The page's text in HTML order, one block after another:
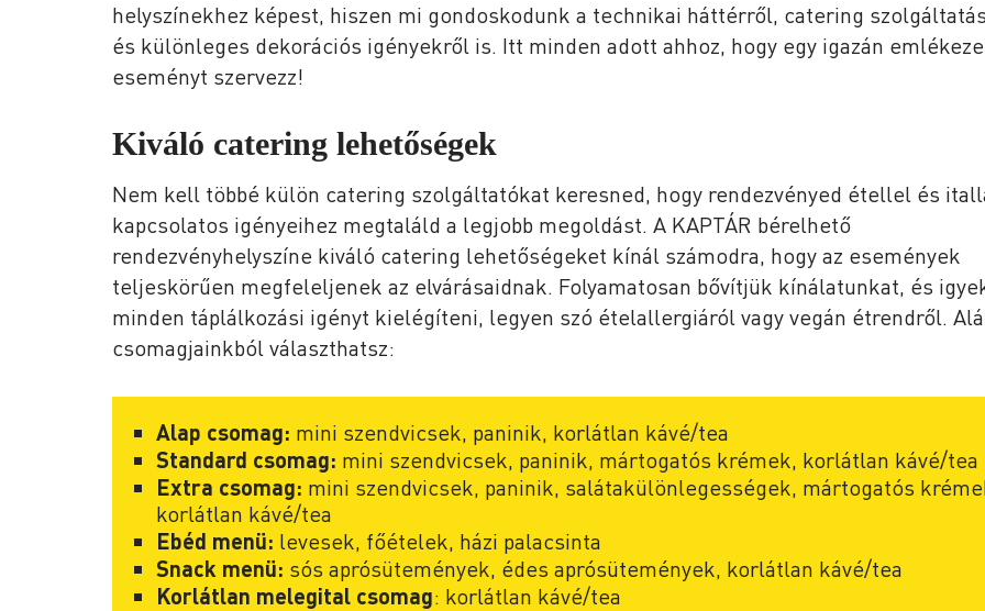
helyszínekhez képest, hiszen mi gondoskodunk a technikai háttérről, catering
és különleges dekorációs igényekről is. Itt minden adott ahhoz, hogy egy igazán
eseményt szervezz!
Kiváló catering lehetőségek
Nem kell többé külön catering szolgáltatókat keresned, hogy rendezvényed étellel és
kapcsolatos igényeihez megtaláld a legjobb megoldást. A KAPTÁR bérelhető
rendezvényhelyszíne kiváló catering lehetőségeket kínál számodra, hogy az események
teljeskörűen megfeleljenek az elvárásaidnak. Folyamatosan bővítjük kínálatunkat, és
minden táplálkozási igényt kielégíteni, legyen szó ételallergiáról vagy vegán étrendről.
csomagjainkból választhatsz:
Alap csomag: mini szendvicsek, paninik, korlátlan kávé/tea
Standard csomag: mini szendvicsek, paninik, mártogatós krémek, korlátlan kávé/tea
Extra csomag: mini szendvicsek, paninik, salátakülönlegességek, mártogatós
korlátlan kávé/tea
Ebéd menü: levesek, főételek, házi palacsinta
Snack menü: sós aprósütemények, édes aprósütemények, korlátlan kávé/tea
Korlátlan melegital csomag: korlátlan kávé/tea